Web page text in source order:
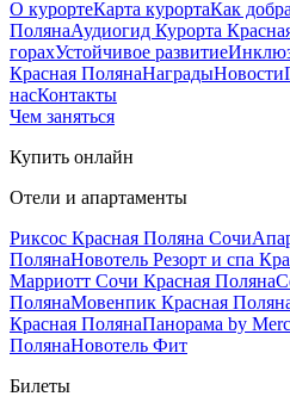
О курортеКарта курортаКак
ПолянаАудиогид Курорта
горахУстойчивое развитие
Красная ПолянаНаградыНовости
насКонтакты
Чем заняться
Купить онлайн
Отели и апартаменты
Риксос Красная Поляна Сочи
ПолянаНовотель Резорт и спа
Марриотт Сочи Красная Поляна
ПолянаМовенпик Красная
Красная ПолянаПанорама by
ПолянаНовотель Фит
Билеты